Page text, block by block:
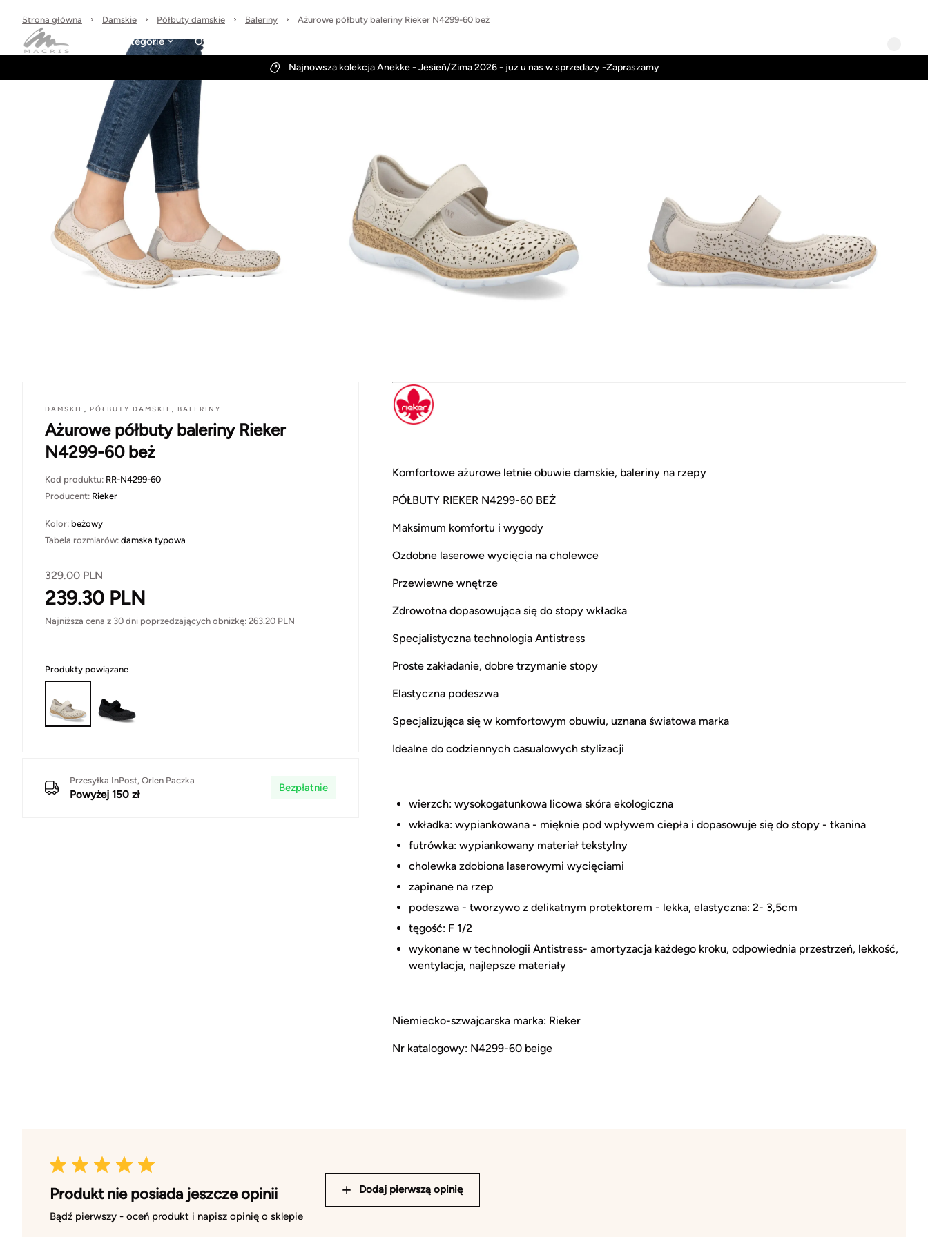
Wysyłka w 24h
Kategorie Obuwie-Wiosna26
Najnowsza kolekcja Anekke - Jesień/Zima 2026 - już u nas w sprzedaży -Zapraszamy
Strona główna Damskie Półbuty damskie Baleriny Ażurowe półbuty baleriny Rieker N4299-60 beż
DAMSKIE , PÓŁBUTY DAMSKIE , BALERINY
Ażurowe półbuty baleriny Rieker
N4299-60 beż
Kod produktu: RR-N4299-60
Producent: Rieker
Kolor: beżowy
Tabela rozmiarów: damska typowa
329.00PLN
239.30 PLN
Najniższa cena z 30 dni poprzedzających obniżkę: 263.20 PLN
Produkty powiązane
Przesyłka InPost, Orlen Paczka
Powyżej 150 zł
Bezpłatnie
Komfortowe ażurowe letnie obuwie damskie, baleriny na rzepy
PÓŁBUTY RIEKER N4299-60 BEŻ
Maksimum komfortu i wygody
Ozdobne laserowe wycięcia na cholewce
Przewiewne wnętrze
Zdrowotna dopasowująca się do stopy wkładka
Specjalistyczna technologia Antistress
Proste zakładanie, dobre trzymanie stopy
Elastyczna podeszwa
Specjalizująca się w komfortowym obuwiu, uznana światowa marka
Idealne do codziennych casualowych stylizacji
wierzch: wysokogatunkowa licowa skóra ekologiczna
wkładka: wypiankowana - mięknie pod wpływem ciepła i dopasowuje się do stopy - tkanina
futrówka: wypiankowany materiał tekstylny
cholewka zdobiona laserowymi wycięciami
zapinane na rzep
podeszwa - tworzywo z delikatnym protektorem - lekka, elastyczna: 2- 3,5cm
tęgość: F 1/2
wykonane w technologii Antistress- amortyzacja każdego kroku, odpowiednia przestrzeń, lekkość,
wentylacja, najlepsze materiały
Niemiecko-szwajcarska marka: Rieker
Nr katalogowy: N4299-60 beige
Produkt nie posiada jeszcze opinii
Bądź pierwszy - oceń produkt i napisz opinię o sklepie
Dodaj pierwszą opinię